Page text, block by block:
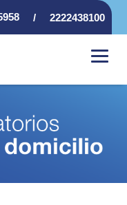
/ 2222438100